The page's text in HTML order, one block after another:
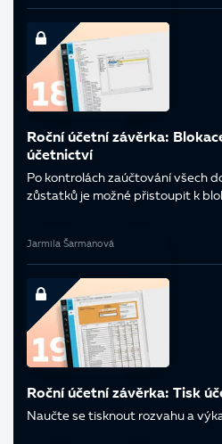
Roční účetní závěrka:
účetnictví
Po kontrolách zaúčtování všech
zůstatků je možné přistoupit k
Jarmila Šarmanová
Roční účetní závěrka: Tisk
Naučte se tisknout rozvahu a